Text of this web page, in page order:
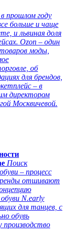
прошлом году
больше и чаще
и львиная доля
Ozon – один
моды,
об
для брендов,
– в
директором
Москвичевой.
Поиск
– процесс
отшивают
N.early
для танцев, с
обувь
производство